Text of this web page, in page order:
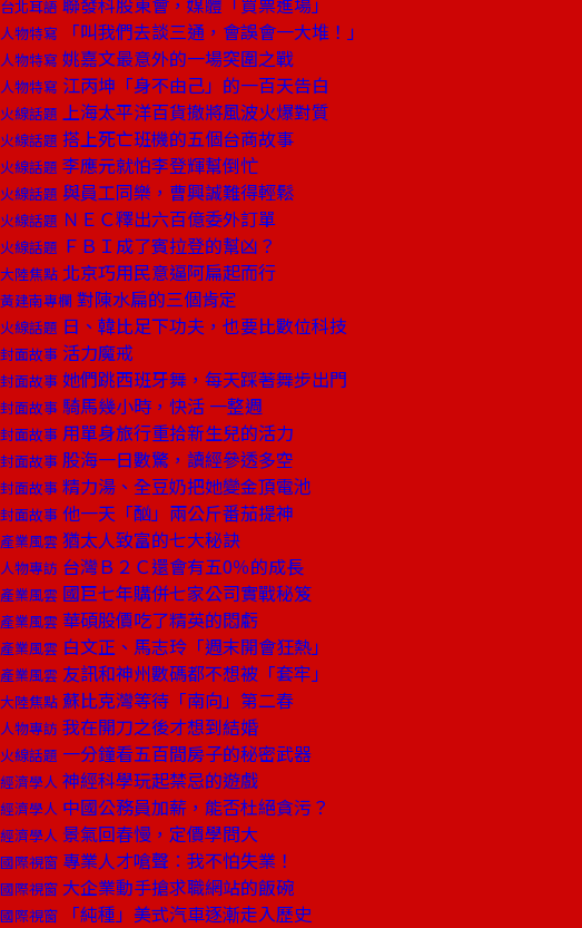
台北耳語
人物特寫 「叫我們去談三通，會誤會一大堆！」
人物特寫 姚嘉文最意外的一場突圍之戰
人物特寫 江丙坤「身不由己」的一百天告白
火線話題 上海太平洋百貨撤將風波火爆對質
火線話題 搭上死亡班機的五個台商故事
火線話題 李應元就怕李登輝幫倒忙
火線話題 與員工同樂，曹興誠難得輕鬆
火線話題 ＮＥＣ釋出六百億委外訂單
火線話題 ＦＢＩ成了賓拉登的幫凶？
大陸焦點 北京巧用民意逼阿扁起而行
黃建南專欄 對陳水扁的三個肯定
火線話題 日、韓比足下功夫，也要比數位科技
封面故事 活力魔戒
封面故事 她們跳西班牙舞，每天踩著舞步出門
封面故事 騎馬幾小時，快活 一整週
封面故事 用單身旅行重拾新生兒的活力
封面故事 股海一日數驚，讀經參透多空
封面故事 精力湯、全豆奶把她變金頂電池
封面故事 他一天「酗」兩公斤番茄提神
產業風雲 猶太人致富的七大秘訣
人物專訪 台灣Ｂ２Ｃ還會有五0％的成長
產業風雲 國巨七年購併七家公司實戰秘笈
產業風雲 華碩股價吃了精英的悶虧
產業風雲 白文正、馬志玲「週末開會狂熱」
產業風雲 友訊和神州數碼都不想被「套牢」
大陸焦點 蘇比克灣等待「南向」第二春
人物專訪 我在開刀之後才想到結婚
火線話題 一分鐘看五百間房子的秘密武器
經濟學人 神經科學玩起禁忌的遊戲
經濟學人 中國公務員加薪，能否杜絕貪污？
經濟學人 景氣回春慢，定價學問大
國際視窗 專業人才嗆聲︰我不怕失業！
國際視窗 大企業動手搶求職網站的飯碗
國際視窗 「純種」美式汽車逐漸走入歷史